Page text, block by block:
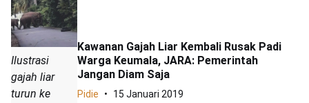
Ilustrasi
gajah liar
turun ke
Kawanan Gajah Liar Kembali Rusak Padi
Warga Keumala, JARA: Pemerintah
Jangan Diam Saja
Pidie 15 Januari 2019